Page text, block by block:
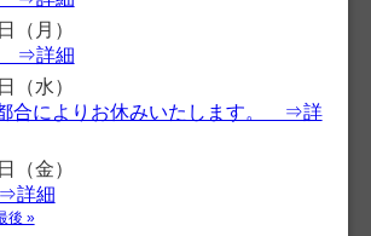
（月）
⇒詳細
（水）
都合によりお休みいたします。 ⇒詳
（金）
詳細
後 »